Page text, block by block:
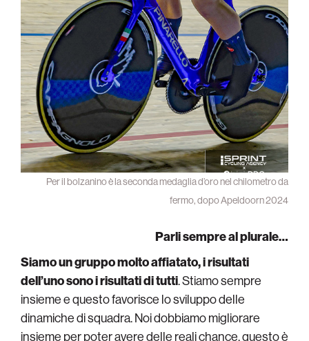
Per il bolzanino è la seconda medaglia d’oro nel chilometro da
fermo, dopo Apeldoorn 2024
Parli sempre al plurale…
Siamo un gruppo molto affiatato, i risultati
dell’uno sono i risultati di tutti. Stiamo sempre
insieme e questo favorisce lo sviluppo delle
dinamiche di squadra. Noi dobbiamo migliorare
insieme per poter avere delle reali chance, questo è